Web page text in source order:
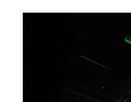
發